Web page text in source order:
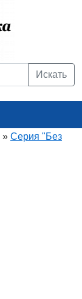
Искать
» Серия "Без